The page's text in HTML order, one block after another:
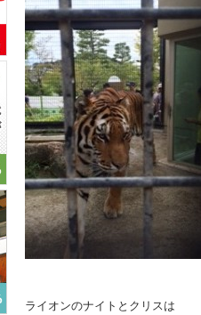
ライオンのナイトとクリスは